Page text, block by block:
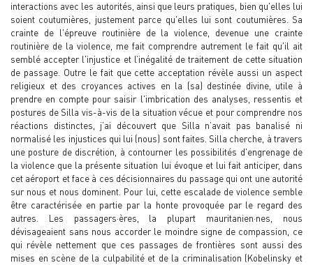
interactions avec les autorités, ainsi que leurs pratiques, bien qu'elles lui
soient coutumières, justement parce qu'elles lui sont coutumières. Sa
crainte de l'épreuve routinière de la violence, devenue une crainte
routinière de la violence, me fait comprendre autrement le fait qu'il ait
semblé accepter l'injustice et l’inégalité de traitement de cette situation
de passage. Outre le fait que cette acceptation révèle aussi un aspect
religieux et des croyances actives en la (sa) destinée divine, utile à
prendre en compte pour saisir l'imbrication des analyses, ressentis et
postures de Silla vis-à-vis de la situation vécue et pour comprendre nos
réactions distinctes, j’ai découvert que Silla n’avait pas banalisé ni
normalisé les injustices qui lui (nous) sont faites. Silla cherche, à travers
une posture de discrétion, à contourner les possibilités d'engrenage de
la violence que la présente situation lui évoque et lui fait anticiper, dans
cet aéroport et face à ces décisionnaires du passage qui ont une autorité
sur nous et nous dominent. Pour lui, cette escalade de violence semble
être caractérisée en partie par la honte provoquée par le regard des
autres. Les passagers·ères, la plupart mauritanien·nes, nous
dévisageaient sans nous accorder le moindre signe de compassion, ce
qui révèle nettement que ces passages de frontières sont aussi des
mises en scène de la culpabilité et de la criminalisation (Kobelinsky et